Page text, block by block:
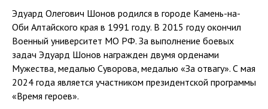
Эдуард Олегович Шонов родился в городе Камень-на-
Оби Алтайского края в 1991 году. В 2015 году окончил
Военный университет МО РФ. За выполнение боевых
задач Эдуард Шонов награжден двумя орденами
Мужества, медалью Суворова, медалью «За отвагу». С мая
2024 года является участником президентской программы
«Время героев».